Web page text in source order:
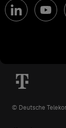
© Deutsche